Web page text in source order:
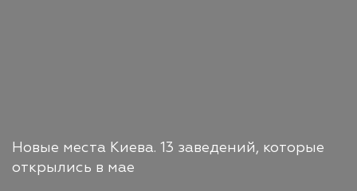
Новые места Киева. 13 заведений, которые
открылись в мае